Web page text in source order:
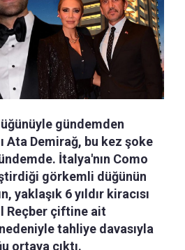
gündemden
Ata Demirağ, bu kez şoke
İtalya'nın Como
görkemli düğünün
yaklaşık 6 yıldır kiracısı
Reçber çiftine ait
tahliye davasıyla
ortaya çıktı.